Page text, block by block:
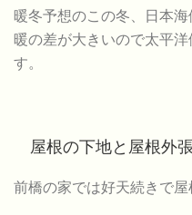
暖冬予想のこの冬、日本
暖の差が大きいので太平
す。
屋根の下地と屋根外
前橋の家では好天続きで屋